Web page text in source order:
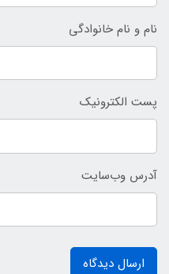
نام و نام خانوادگی
پست الکترونیک
آدرس وب‌سایت
ارسال دیدگاه